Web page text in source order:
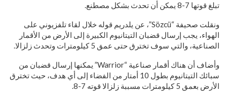
تبلغ قوتها 7-8 يمكن أن تحدث بشكل مصطنع.
ونقلت صحيفة “Sözcü”، عن يلدريم قوله خلال لقاء تلفزيوني على
الهواء، يجب إرسال قضبان التيتانيوم الكبيرة إلى الأرض من الأقمار
الصناعية، والتي سوف تخترق حتى عمق 5 كيلومترات وتحدث زلزالا.
وأضاف أن هناك أقمار صناعية “Warrior” يمكنها إرسال قضبان من
سبائك التيتانيوم بطول 10 أمتار من الفضاء إلى أي هدف، حيث تخترق
الأرض بعمق 5 كيلومترات مسببة زلزالا قوته 7-8.